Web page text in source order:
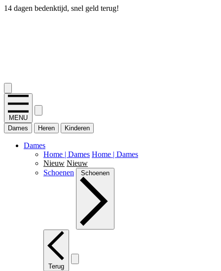
14 dagen bedenktijd, snel geld terug!
MENU
Dames
Heren Kinderen
Dames
Home | Dames Home | Dames
Nieuw Nieuw
Schoenen
Schoenen
Terug